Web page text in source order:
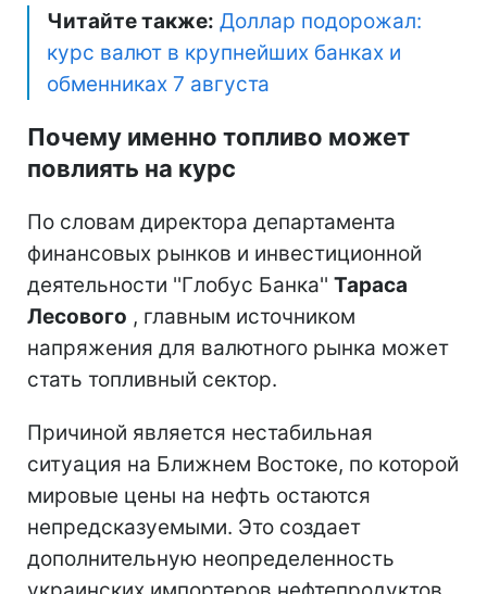
Читайте также: Доллар подорожал:
курс валют в крупнейших банках и
обменниках 7 августа
Почему именно топливо может
повлиять на курс
По словам директора департамента
финансовых рынков и инвестиционной
деятельности ''Глобус Банка'' Тараса
Лесового , главным источником
напряжения для валютного рынка может
стать топливный сектор.
Причиной является нестабильная
ситуация на Ближнем Востоке, по которой
мировые цены на нефть остаются
непредсказуемыми. Это создает
дополнительную неопределенность